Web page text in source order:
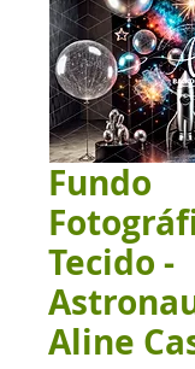
Fundo
Tecido -
Aline